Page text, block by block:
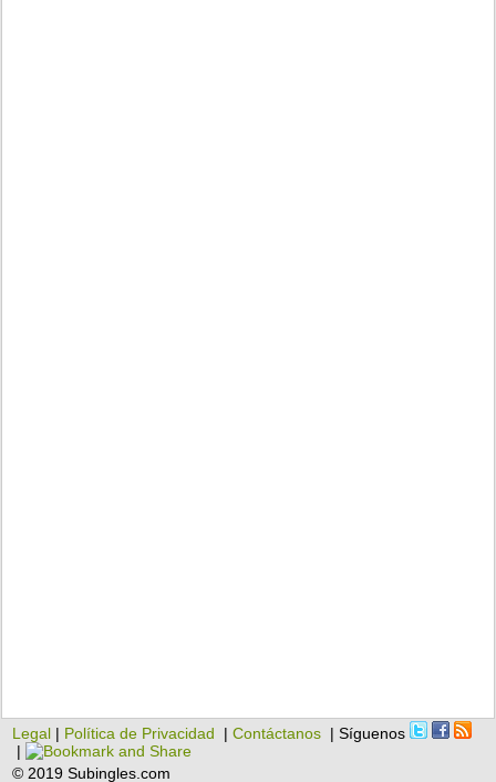
Legal | Política de Privacidad |Contáctanos | Síguenos
|
© 2019 Subingles.com